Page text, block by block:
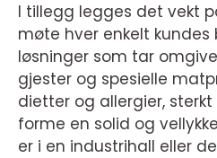
I tillegg legges det vekt
møte hver enkelt kundes
løsninger som tar
gjester og spesielle
dietter og allergier,
forme en solid og
er i en industrihall eller